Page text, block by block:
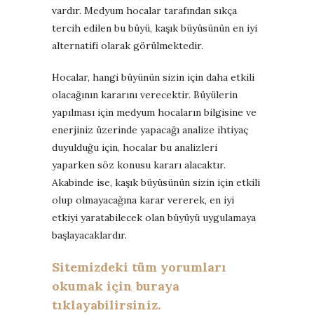
vardır. Medyum hocalar tarafından sıkça
tercih edilen bu büyü, kaşık büyüsünün en iyi
alternatifi olarak görülmektedir.
Hocalar, hangi büyünün sizin için daha etkili
olacağının kararını verecektir. Büyülerin
yapılması için medyum hocaların bilgisine ve
enerjiniz üzerinde yapacağı analize ihtiyaç
duyulduğu için, hocalar bu analizleri
yaparken söz konusu kararı alacaktır.
Akabinde ise, kaşık büyüsünün sizin için etkili
olup olmayacağına karar vererek, en iyi
etkiyi yaratabilecek olan büyüyü uygulamaya
başlayacaklardır.
Sitemizdeki tüm yorumları
okumak için buraya
tıklayabilirsiniz.